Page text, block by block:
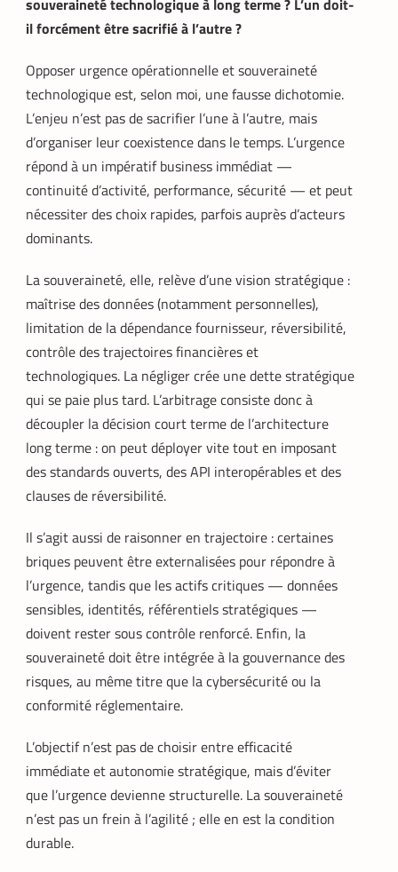
souveraineté technologique à long terme ? L’un doit-
il forcément être sacrifié à l’autre ?
Opposer urgence opérationnelle et souveraineté
technologique est, selon moi, une fausse dichotomie.
L’enjeu n’est pas de sacrifier l’une à l’autre, mais
d’organiser leur coexistence dans le temps. L’urgence
répond à un impératif business immédiat —
continuité d’activité, performance, sécurité — et peut
nécessiter des choix rapides, parfois auprès d’acteurs
dominants.
La souveraineté, elle, relève d’une vision stratégique :
maîtrise des données (notamment personnelles),
limitation de la dépendance fournisseur, réversibilité,
contrôle des trajectoires financières et
technologiques. La négliger crée une dette stratégique
qui se paie plus tard. L’arbitrage consiste donc à
découpler la décision court terme de l’architecture
long terme : on peut déployer vite tout en imposant
des standards ouverts, des API interopérables et des
clauses de réversibilité.
Il s’agit aussi de raisonner en trajectoire : certaines
briques peuvent être externalisées pour répondre à
l’urgence, tandis que les actifs critiques — données
sensibles, identités, référentiels stratégiques —
doivent rester sous contrôle renforcé. Enfin, la
souveraineté doit être intégrée à la gouvernance des
risques, au même titre que la cybersécurité ou la
conformité réglementaire.
L’objectif n’est pas de choisir entre efficacité
immédiate et autonomie stratégique, mais d’éviter
que l’urgence devienne structurelle. La souveraineté
n’est pas un frein à l’agilité ; elle en est la condition
durable.